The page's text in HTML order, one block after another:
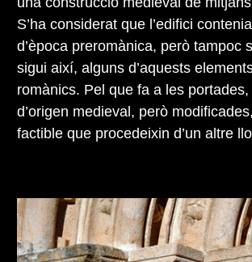
S’ha considerat que l’edifici
d’època preromànica, però tampoc
sigui així, alguns d’aquests
romànics. Pel que fa a les
d’origen medieval, però
factible que procedeixin d’un altre